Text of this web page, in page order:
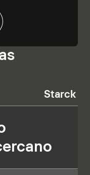
Starck T